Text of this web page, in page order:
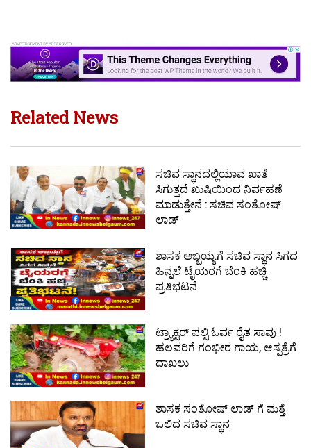
Related News
ಸಚಿವ ಸ್ಥಾನದಲ್ಲಿಯಾವ ಖಾತೆ
ಸಿಗುತ್ತದೆ ಖುಷಿಯಿಂದ ನಿರ್ವಹಣೆ
ಮಾಡುತ್ತೇನೆ : ಸಚಿವ ಸಂತೋಷ್
ಲಾಡ್
ಶಾಸಕ ಅಬ್ಬಯ್ಯಗೆ ಸಚಿವ ಸ್ಥಾನ ಸಿಗದ
ಹಿನ್ನಲೆ ಟೈಯರಗೆ ಬೆಂಕಿ ಹಚ್ಚಿ
ಪ್ರತಿಭಟನೆ
ಟ್ರ್ಯಾಕ್ಟರ್ ಪಲ್ಟಿ ಓರ್ವ ರೈತ ಸಾವು !
ಹಲವರಿಗೆ ಗಂಭೀರ ಗಾಯ, ಆಸ್ಪತ್ರೆಗೆ
ದಾಖಲು
ಶಾಸಕ ಸಂತೋಷ್ ಲಾಡ್ ಗೆ ಮತ್ತೆ
ಒಲಿದ ಸಚಿವ ಸ್ಥಾನ